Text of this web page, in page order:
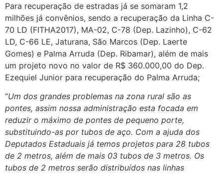
Para recuperação de estradas já se somaram 1,2
milhões já convênios, sendo a recuperação da Linha C-
70 LD (FITHA2017), MA-02, C-78 (Dep. Lazinho), C-62
LD, C-66 LE, Jaturana, São Marcos (Dep. Laerte
Gomes) e Palma Arruda (Dep. Ribamar), além de mais
um projeto novo no valor de R$ 360.000,00 do Dep.
Ezequiel Junior para recuperação do Palma Arruda;
“Um dos grandes problemas na zona rural são as
pontes, assim nossa administração esta focada em
reduzir o máximo de pontes de pequeno porte,
substituindo-as por tubos de aço. Com a ajuda dos
Deputados Estaduais já temos projetos para 28 tubos
de 2 metros, além de mais 03 tubos de 3 metros. Os
tubos de 2 metros serão distribuídos nas linhas